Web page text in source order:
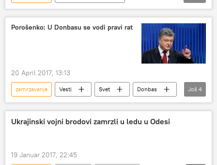
Komentari i Analitika
Kina
San Francisko
Donald Tramp
Porošenko: U Donbasu se vodi pravi rat
20 April 2017, 13:13
zamrzavanje Vesti Svet
Donbas
Ukrajina
Petro Porošenko
Skaj njuz
Evropa
Još 4
Ukrajinski vojni brodovi zamrzli u ledu u Odesi
19 Januar 2017, 22:45